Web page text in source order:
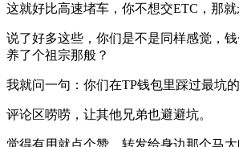
这就好比高速堵车，你不想交ETC，那就
说了好多这些，你们是不是同样感觉，
养了个祖宗那般？
我就问一句：你们在TP钱包里踩过最坑
评论区唠唠，让其他兄弟也避避坑。